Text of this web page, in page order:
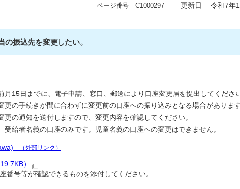
ページ番号 C1000297 更新日 令和7年
の振込先を変更したい。
月15日までに、電子申請、窓口、郵送により口座変更届を提出してください
更の手続きが間に合わずに変更前の口座への振り込みとなる場合がありま
更の通知を送付しますので、変更内容を確認してください。
受給者名義の口座のみです。児童名義の口座への変更はできません。
（外部リンク）
）
番号等が確認できるものを添付してください。